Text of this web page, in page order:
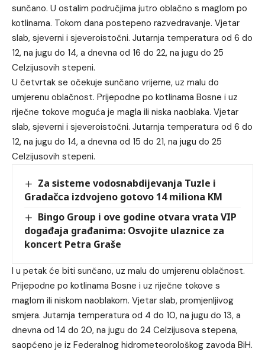
sunčano. U ostalim područjima jutro oblačno s maglom po
kotlinama. Tokom dana postepeno razvedravanje. Vjetar
slab, sjeverni i sjeveroistočni. Jutarnja temperatura od 6 do
12, na jugu do 14, a dnevna od 16 do 22, na jugu do 25
Celzijusovih stepeni.
U četvrtak se očekuje sunčano vrijeme, uz malu do
umjerenu oblačnost. Prijepodne po kotlinama Bosne i uz
riječne tokove moguća je magla ili niska naoblaka. Vjetar
slab, sjeverni i sjeveroistočni. Jutarnja temperatura od 6 do
12, na jugu do 14, a dnevna od 15 do 21, na jugu do 25
Celzijusovih stepeni.
Za sisteme vodosnabdijevanja Tuzle i
Gradačca izdvojeno gotovo 14 miliona KM
Bingo Group i ove godine otvara vrata VIP
događaja građanima: Osvojite ulaznice za
koncert Petra Graše
I u petak će biti sunčano, uz malu do umjerenu oblačnost.
Prijepodne po kotlinama Bosne i uz riječne tokove s
maglom ili niskom naoblakom. Vjetar slab, promjenljivog
smjera. Jutarnja temperatura od 4 do 10, na jugu do 13, a
dnevna od 14 do 20, na jugu do 24 Celzijusova stepena,
saopćeno je iz Federalnog hidrometeorološkog zavoda BiH.